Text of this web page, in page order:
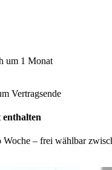
um 1 Monat
Vertragsende
Woche – frei wählbar